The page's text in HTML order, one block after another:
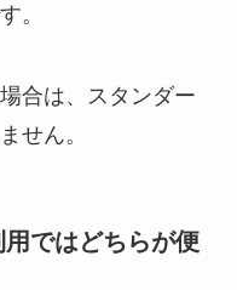
。
合は、スタンダー
せん。
ではどちらが便